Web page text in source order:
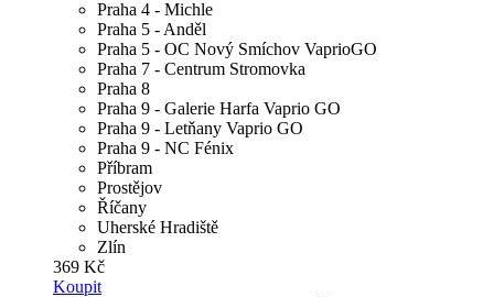
Praha 4 - Michle
Praha 5 - Anděl
Praha 5 - OC Nový Smíchov VaprioGO
Praha 7 - Centrum Stromovka
Praha 8
Praha 9 - Galerie Harfa Vaprio GO
Praha 9 - Letňany Vaprio GO
Praha 9 - NC Fénix
Příbram
Prostějov
Říčany
Uherské Hradiště
Zlín
369 Kč
Koupit